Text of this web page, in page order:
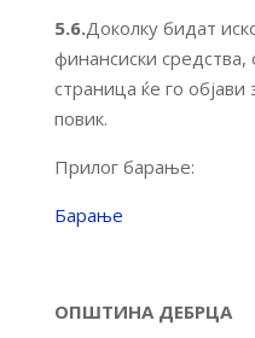
5.6.Доколку бидат
финансиски средства,
страница ќе го
повик.
Прилог барање:
Барање
ОПШТИНА ДЕБРЦА